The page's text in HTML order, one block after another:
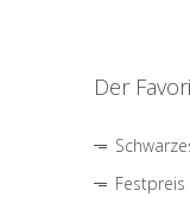
Der
Festpreis